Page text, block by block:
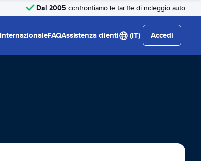
Dal 2005 confrontiamo le tariffe di noleggio auto
InternazionaleFAQAssistenza clienti (IT) Accedi